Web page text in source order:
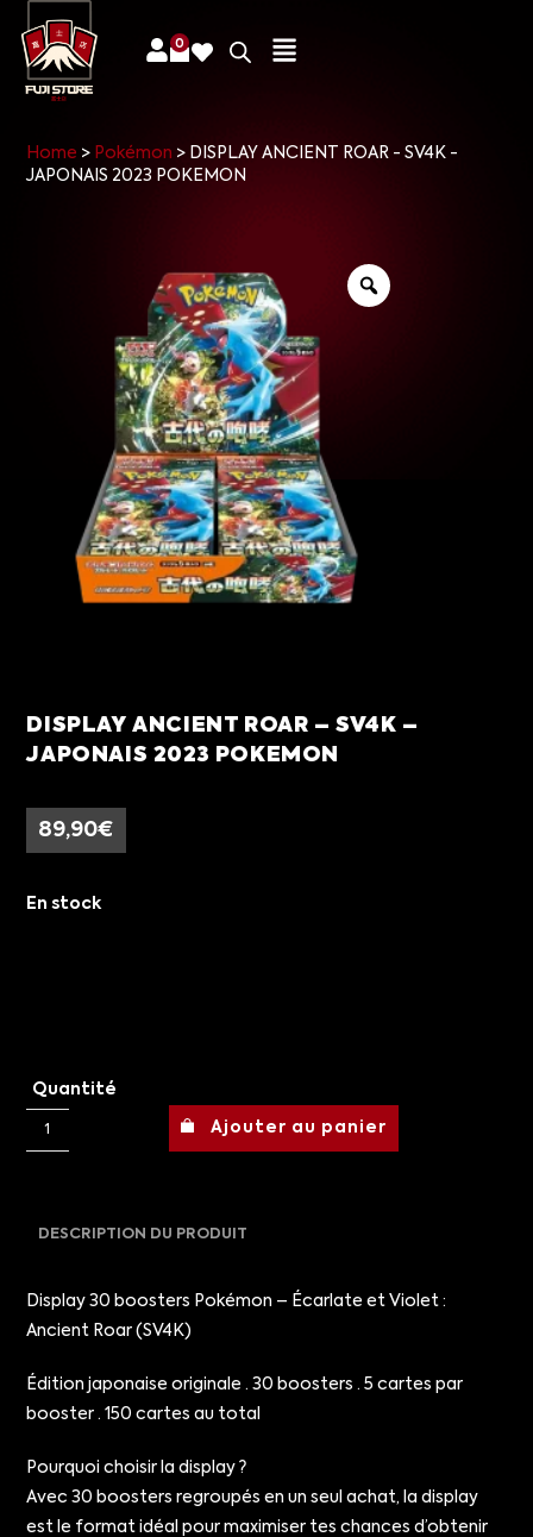
0
Home > Pokémon > DISPLAY ANCIENT ROAR - SV4K -
JAPONAIS 2023 POKEMON
DISPLAY ANCIENT ROAR – SV4K –
JAPONAIS 2023 POKEMON
89,90€
En stock
Quantité
Ajouter au panier
DESCRIPTION DU PRODUIT
Display 30 boosters Pokémon – Écarlate et Violet :
Ancient Roar (SV4K)
Édition japonaise originale · 30 boosters · 5 cartes par
booster · 150 cartes au total
Pourquoi choisir la display ?
Avec 30 boosters regroupés en un seul achat, la display
est le format idéal pour maximiser tes chances d’obtenir